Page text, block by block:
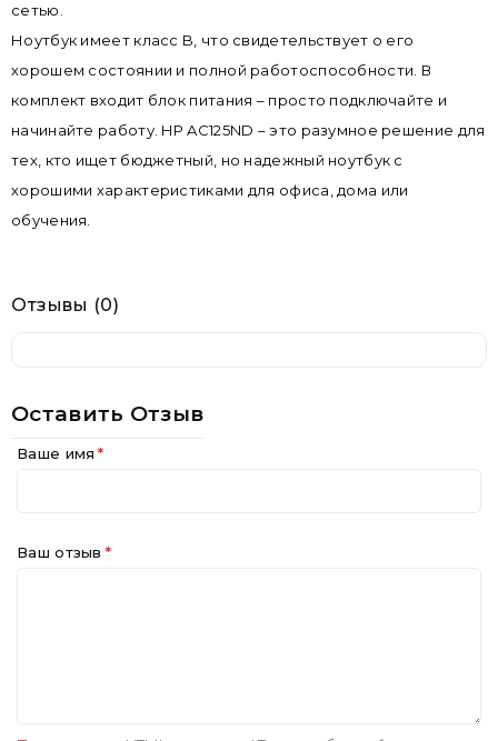
сетью.
Ноутбук имеет класс B, что свидетельствует о его
хорошем состоянии и полной работоспособности. В
комплект входит блок питания – просто подключайте и
начинайте работу. HP AC125ND – это разумное решение для
тех, кто ищет бюджетный, но надежный ноутбук с
хорошими характеристиками для офиса, дома или
обучения.
Отзывы (0)
Оставить Отзыв
Ваше имя
Ваш отзыв